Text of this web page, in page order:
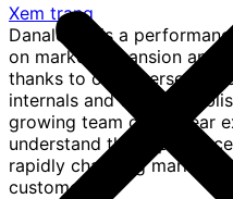
Xem trang
Danaleads is a
on market expansion and
thanks to our diverse
internals and trusted
growing team of 6+ year
understand the
rapidly changing
customers.